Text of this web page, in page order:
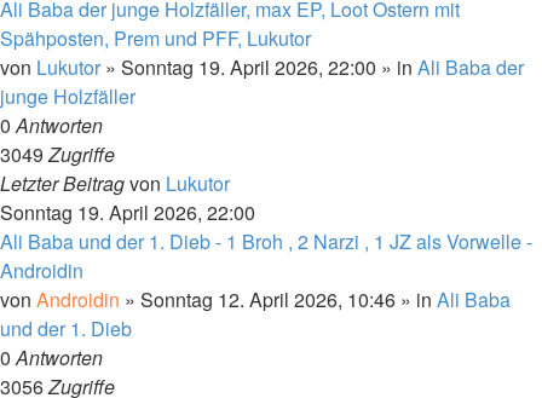
Ali Baba der junge Holzfäller, max EP, Loot Ostern mit
Spähposten, Prem und PFF, Lukutor
von Lukutor » Sonntag 19. April 2026, 22:00 » in Ali Baba der
junge Holzfäller
0Antworten
3049Zugriffe
Letzter Beitragvon Lukutor
Sonntag 19. April 2026, 22:00
Ali Baba und der 1. Dieb - 1 Broh , 2 Narzi , 1 JZ als Vorwelle -
Androidin
von Androidin » Sonntag 12. April 2026, 10:46 » in Ali Baba
und der 1. Dieb
0Antworten
3056Zugriffe